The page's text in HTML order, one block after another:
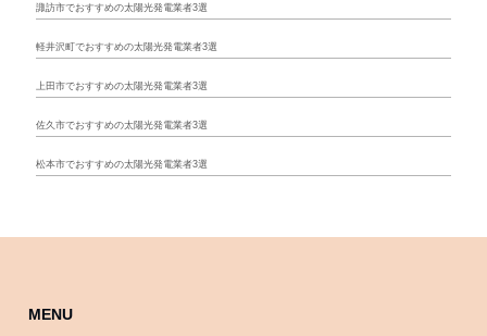
諏訪市でおすすめの太陽光発電業者3選
軽井沢町でおすすめの太陽光発電業者3選
上田市でおすすめの太陽光発電業者3選
佐久市でおすすめの太陽光発電業者3選
松本市でおすすめの太陽光発電業者3選
MENU